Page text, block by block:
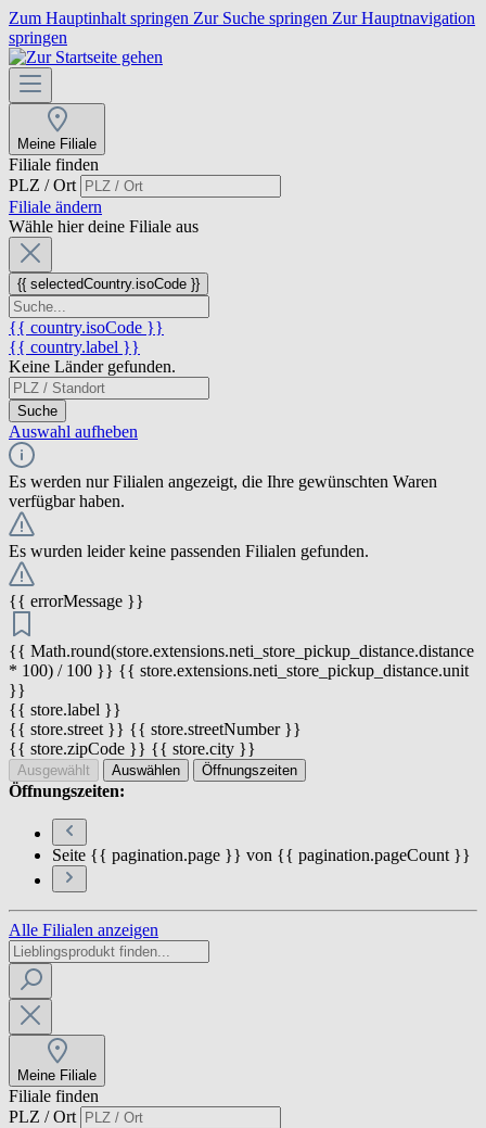
Zum Hauptinhalt springen Zur Suche springen Zur Hauptnavigation
springen
Meine Filiale
Filiale finden
PLZ / Ort
Filiale ändern
Wähle hier deine Filiale aus
{{ selectedCountry.isoCode }}
{{ country.isoCode }}
{{ country.label }}
Keine Länder gefunden.
Suche
Auswahl aufheben
Es werden nur Filialen angezeigt, die Ihre gewünschten Waren
verfügbar haben.
Es wurden leider keine passenden Filialen gefunden.
{{ errorMessage }}
{{ Math.round(store.extensions.neti_store_pickup_distance.distance
* 100) / 100 }} {{ store.extensions.neti_store_pickup_distance.unit
}}
{{ store.label }}
{{ store.street }} {{ store.streetNumber }}
{{ store.zipCode }} {{ store.city }}
Ausgewählt Auswählen Öffnungszeiten
Öffnungszeiten:
Seite {{ pagination.page }} von {{ pagination.pageCount }}
Alle Filialen anzeigen
Meine Filiale
Filiale finden
PLZ / Ort